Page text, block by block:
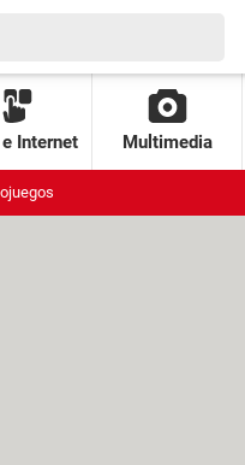
Internet Multimedia